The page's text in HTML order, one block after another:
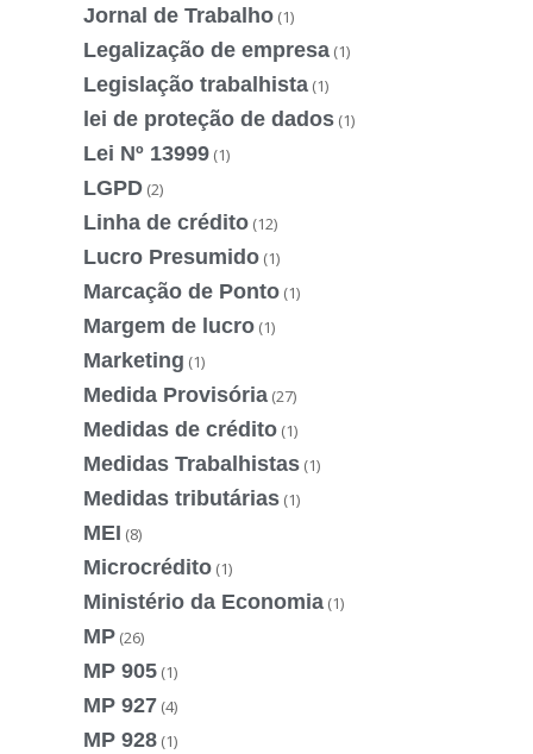
Jornal de Trabalho (1)
Legalização de empresa (1)
Legislação trabalhista (1)
lei de proteção de dados (1)
Lei Nº 13999 (1)
LGPD (2)
Linha de crédito (12)
Lucro Presumido (1)
Marcação de Ponto (1)
Margem de lucro (1)
Marketing (1)
Medida Provisória (27)
Medidas de crédito (1)
Medidas Trabalhistas (1)
Medidas tributárias (1)
MEI (8)
Microcrédito (1)
Ministério da Economia (1)
MP (26)
MP 905 (1)
MP 927 (4)
MP 928 (1)